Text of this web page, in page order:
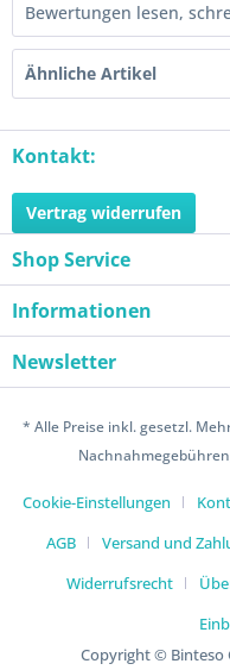
Bewertungen lesen,
Ähnliche Artikel
Kontakt:
Vertrag widerrufen
Shop Service
Informationen
Newsletter
* Alle Preise inkl. gesetzl.
Cookie-Einstellungen
AGB
Versand und
Widerrufsrecht
Copyright © Binteso